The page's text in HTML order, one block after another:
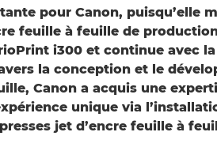
pour Canon, puisqu’elle
feuille à feuille de
i300 et continue avec la
la conception et le
Canon a acquis une
unique via
jet d’encre feuille à